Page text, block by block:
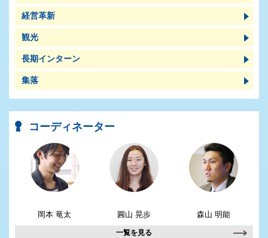
経営革新
観光
長期インターン
集落
コーディネーター
岡本 竜太 圓山 晃歩 森山 明能
一覧を見る